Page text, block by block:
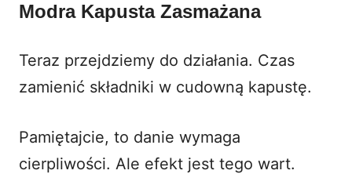
Modra Kapusta Zasmażana
Teraz przejdziemy do działania. Czas
zamienić składniki w cudowną kapustę.
Pamiętajcie, to danie wymaga
cierpliwości. Ale efekt jest tego wart.